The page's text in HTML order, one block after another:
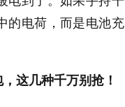
的电荷，而是电池
这几种千万别抢！